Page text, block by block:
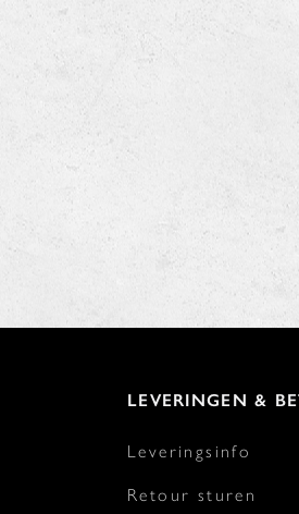
LEVERINGEN &
Leveringsinfo
Retour sturen